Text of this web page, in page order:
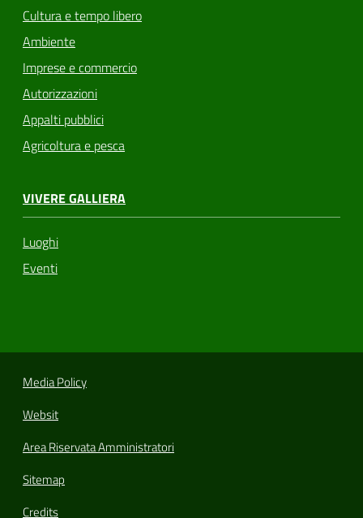
Cultura e tempo libero
Ambiente
Imprese e commercio
Autorizzazioni
Appalti pubblici
Agricoltura e pesca
VIVERE GALLIERA
Luoghi
Eventi
Media Policy
Websit
Area Riservata Amministratori
Sitemap
Credits